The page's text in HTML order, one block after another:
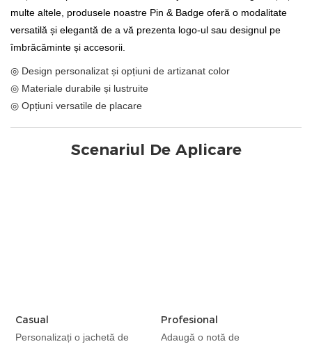
multe altele, produsele noastre Pin & Badge oferă o modalitate
versatilă și elegantă de a vă prezenta logo-ul sau designul pe
îmbrăcăminte și accesorii.
◎ Design personalizat și opțiuni de artizanat color
◎ Materiale durabile și lustruite
◎ Opțiuni versatile de placare
Scenariul De Aplicare
Casual
Personalizați o jachetă de
Profesional
Adaugă o notă de